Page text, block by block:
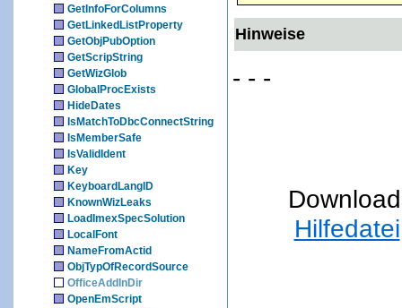
GetInfoForColumns
GetLinkedListProperty
GetObjPubOption
GetScripString
GetWizGlob
GlobalProcExists
HideDates
IsMatchToDbcConnectString
IsMemberSafe
IsValidIdent
Key
KeyboardLangID
KnownWizLeaks
LoadImexSpecSolution
LocalFont
NameFromActid
ObjTypOfRecordSource
OfficeAddInDir
OpenEmScript
Hinweise
- - -
Hilfedatei